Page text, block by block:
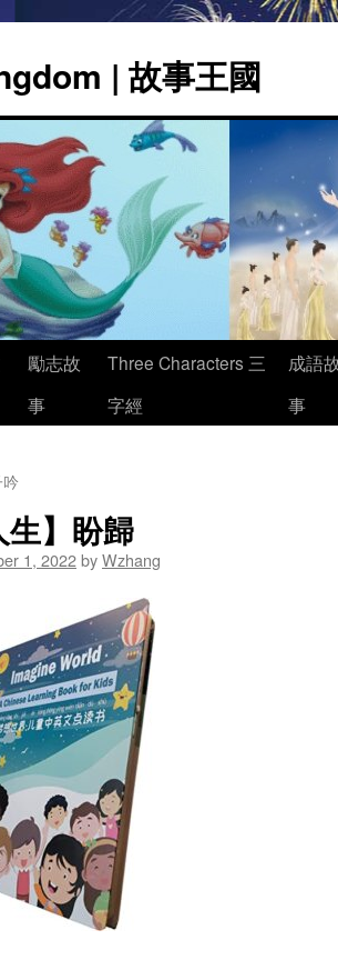
| 故事王國
勵志故
事
Three Characters 三
字經
成語
事
生】盼歸
1, 2022byWzhang